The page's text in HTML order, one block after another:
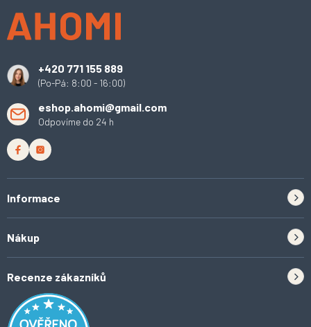
i
+420 771 155 889
(Po-Pá: 8:00 - 16:00)
eshop.ahomi@gmail.com
Odpovíme do 24 h
Informace
Tipy do kuchyně
Inspirace a trendy
Domácí vychytávky
Nákup
Obchodní podmínky
Recenze zákazníků